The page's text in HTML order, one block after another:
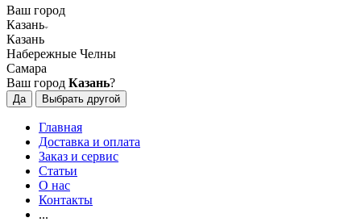
Ваш город
Казань
Казань
Набережные Челны
Самара
Ваш город Казань?
Да Выбрать другой
Главная
Доставка и оплата
Заказ и сервис
Статьи
О нас
Контакты
...